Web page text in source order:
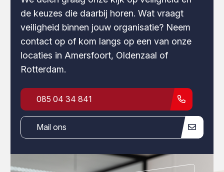
de keuzes die daarbij horen. Wat vraagt
veiligheid binnen jouw organisatie? Neem
contact op of kom langs op een van onze
locaties in Amersfoort, Oldenzaal of
Rotterdam.
085 04 34 841
Mail ons